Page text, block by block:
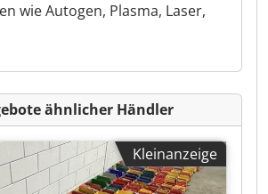
wie Autogen, Plasma, Laser,
ähnlicher Händler
Kleinanzeige